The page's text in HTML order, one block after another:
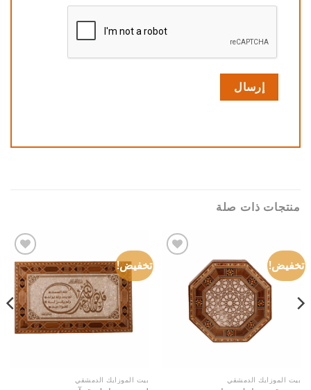
منتجات ذات صلة
تخفيض!
بيت الموزايك الدمشقي
تخفيض!
Add to
wishlist
بيت الموزايك الدمشقي